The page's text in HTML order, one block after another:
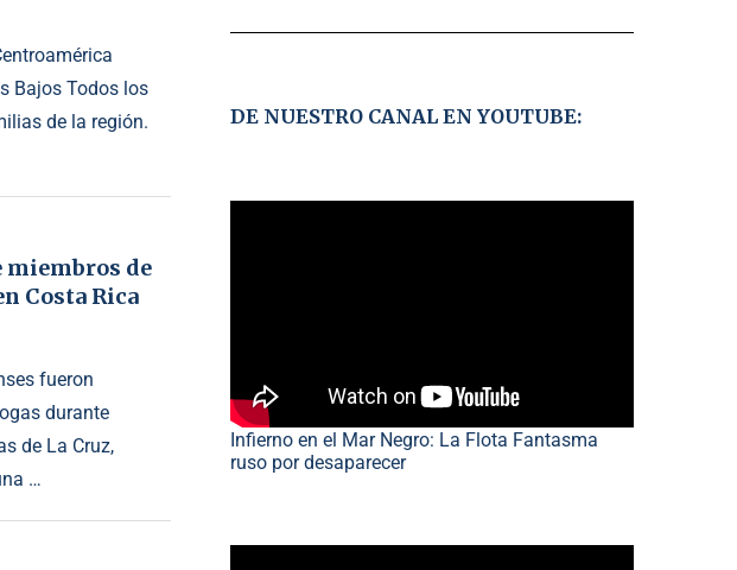
Bajos Todos los
de la región.
miembros de
Costa Rica
fueron
durante
de La Cruz,
…
DE NUESTRO CANAL EN YOUTUBE:
Infierno en el Mar Negro: La Flota Fantasma
ruso por desaparecer